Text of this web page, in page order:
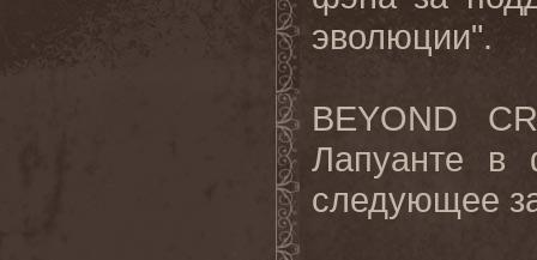
эволюции".
BEYOND
Лапуанте в
следующее